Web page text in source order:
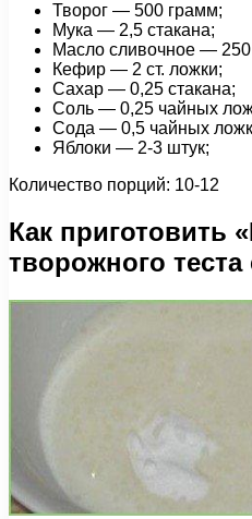
Творог — 500 грамм;
Мука — 2,5 стакана;
Масло сливочное —
Кефир — 2 ст. ложки;
Сахар — 0,25 стакана;
Соль — 0,25 чайных
Сода — 0,5 чайных
Яблоки — 2-3 штук;
Количество порций: 10-12
Как приготовить
творожного